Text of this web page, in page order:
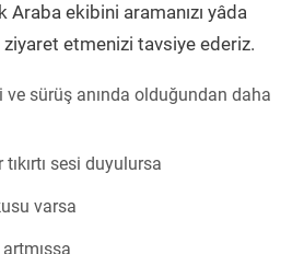
Araba ekibini aramanızı yâda
etmenizi tavsiye ederiz.
ve sürüş anında olduğundan daha
sesi duyulursa
varsa